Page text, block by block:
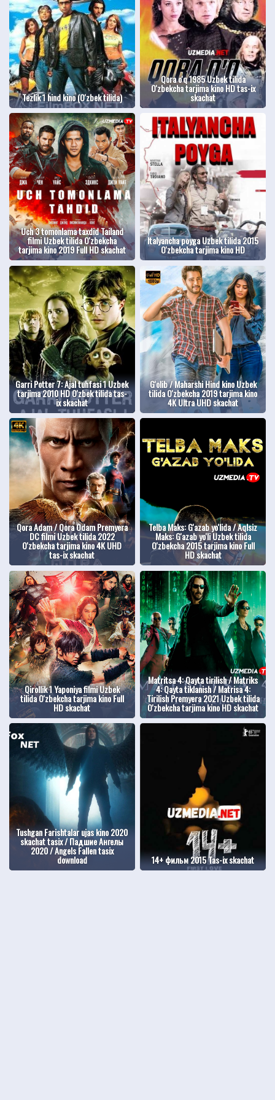
Tezlik 1 hind kino (O'zbek tilida)
Qora o'q 1985 Uzbek tilida
O'zbekcha tarjima kino HD tas-ix
skachat
Uch 3 tomonlama taxdid Tailand
filmi Uzbek tilida O'zbekcha
tarjima kino 2019 Full HD skachat
Italyancha poyga Uzbek tilida 2015
O'zbekcha tarjima kino HD
Garri Potter 7: Ajal tuhfasi 1 Uzbek
tarjima 2010 HD O'zbek tilida tas-
ix skachat
G'olib / Maharshi Hind kino Uzbek
tilida O'zbekcha 2019 tarjima kino
4K Ultra UHD skachat
Qora Adam / Qora Odam Premyera
DC filmi Uzbek tilida 2022
O'zbekcha tarjima kino 4K UHD
tas-ix skachat
Telba Maks: G'azab yo'lida / Aqlsiz
Maks: G'azab yo'li Uzbek tilida
O'zbekcha 2015 tarjima kino Full
HD skachat
Qirollik 1 Yaponiya filmi Uzbek
tilida O'zbekcha tarjima kino Full
HD skachat
Matritsa 4: Qayta tirilish / Matriks
4: Qayta tiklanish / Matrisa 4:
Tirilish Premyera 2021 Uzbek tilida
O'zbekcha tarjima kino HD skachat
Tushgan Farishtalar ujas kino 2020
skachat tasix / Падшие Ангелы
2020 / Angels Fallen tasix
download 14+ фильм 2015 Tas-ix skachat